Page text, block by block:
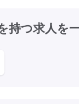
持つ求人を